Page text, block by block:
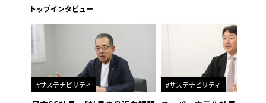
トップインタビュー
#サステナビリティ #サステナビリティ